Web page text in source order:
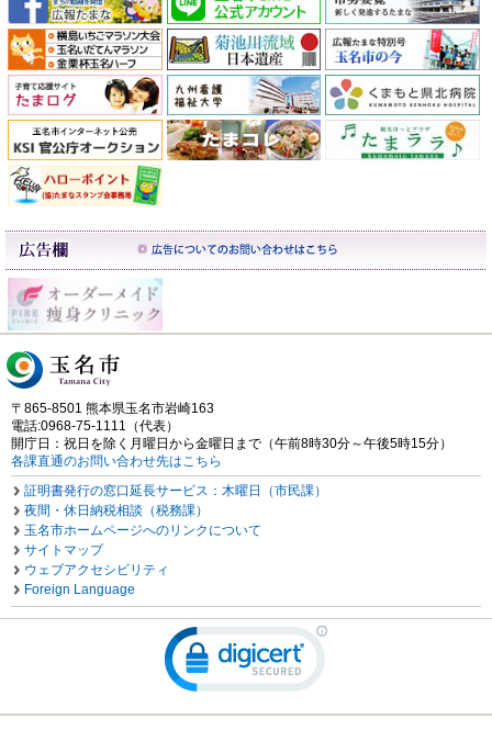
〒865-8501 熊本県玉名市岩崎163
電話:0968-75-1111（代表）
開庁日：祝日を除く月曜日から金曜日まで（午前8時30分～午後5時15分）
各課直通のお問い合わせ先はこちら
証明書発行の窓口延長サービス：木曜日（市民課）
夜間・休日納税相談（税務課）
玉名市ホームページへのリンクについて
サイトマップ
ウェブアクセシビリティ
Foreign Language